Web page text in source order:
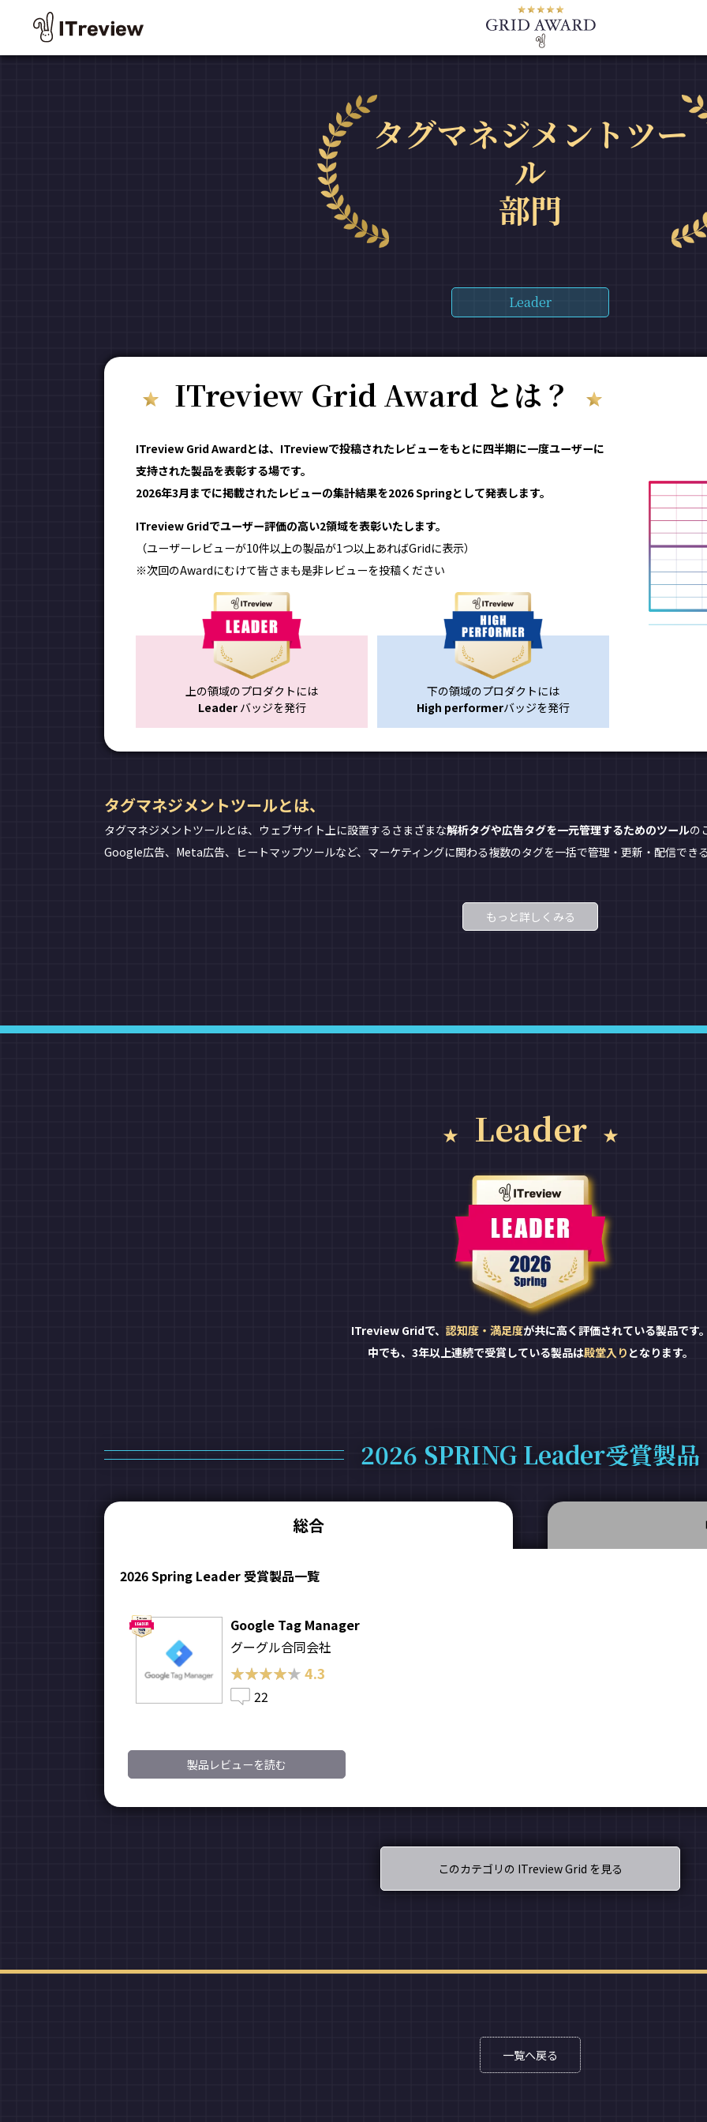
タグマネジメントツー
ル
部門
Leader
ITreview Grid Award とは？
ITreview Grid Awardとは、ITreviewで投稿されたレビューをもとに四半期に一度ユーザーに
支持された製品を表彰する場です。
2026年3月までに掲載されたレビューの集計結果を2026 Springとして発表します。
ITreview Gridでユーザー評価の高い2領域を表彰いたします。
（ユーザーレビューが10件以上の製品が1つ以上あればGridに表示）
※次回のAwardにむけて皆さまも是非レビューを投稿ください
上の領域のプロダクトには
Leaderバッジを発行
下の領域のプロダクトには
High performerバッジを発行
タグマネジメントツールとは、
タグマネジメントツールとは、ウェブサイト上に設置するさまざまな解析タグや広告タグを一元管理するためのツールの
Google広告、Meta広告、ヒートマップツールなど、マーケティングに関わる複数のタグを一括で管理・更新・配信でき
もっと詳しくみる
Leader
ITreview Gridで、 認知度・満足度が共に高く評価されている製品です
中でも、3年以上連続で受賞している製品は殿堂入り となります。
2026 SPRING Leader受賞製品
総合
2026 Spring Leader 受賞製品一覧
Google Tag Manager
グーグル合同会社
★★★★★
★★★★★4.3
22
製品レビューを読む
このカテゴリの ITreview Grid を見る
一覧へ戻る